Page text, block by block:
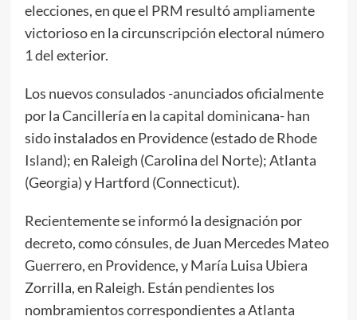
elecciones, en que el PRM resultó ampliamente
victorioso en la circunscripción electoral número
1 del exterior.
Los nuevos consulados -anunciados oficialmente
por la Cancillería en la capital dominicana- han
sido instalados en Providence (estado de Rhode
Island); en Raleigh (Carolina del Norte); Atlanta
(Georgia) y Hartford (Connecticut).
Recientemente se informó la designación por
decreto, como cónsules, de Juan Mercedes Mateo
Guerrero, en Providence, y María Luisa Ubiera
Zorrilla, en Raleigh. Están pendientes los
nombramientos correspondientes a Atlanta